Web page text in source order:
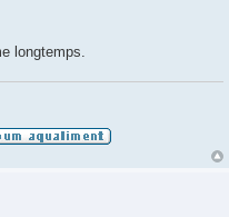
longtemps.